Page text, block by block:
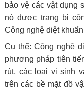
bảo vệ các vật dụng
nó được trang bị
Công nghệ diệt
Cụ thể: Công nghệ
phương pháp tiên
rút, các loại vi sinh
trên các bề mặt đồ